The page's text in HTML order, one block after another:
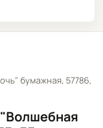
бумажная, 57786,